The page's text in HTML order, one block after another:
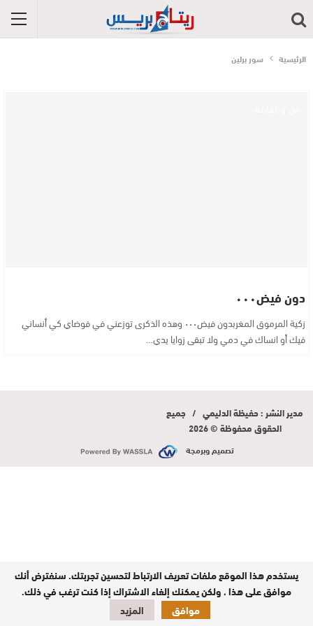
الرئيسية سور برلين
دون فيض٠٠٠
زكية المرموق المغربدون فيض٠٠٠ وهذه الذكرى توزعني في فوضاي كي أنساني
فيك أو انساك في دمي ولا تبقى زوايا يدي…
مدير النشر : حفيظة الدليمي / جميع
الحقوق محفوظة © 2026
تصميم وبرمجة
يستخدم هذا الموقع ملفات تعريف الارتباط لتحسين تجربتك. سنفترض أنك
موافق على هذا ، ولكن يمكنك إلغاء الاشتراك إذا كنت ترغب في ذلك.
موافق
المزيد